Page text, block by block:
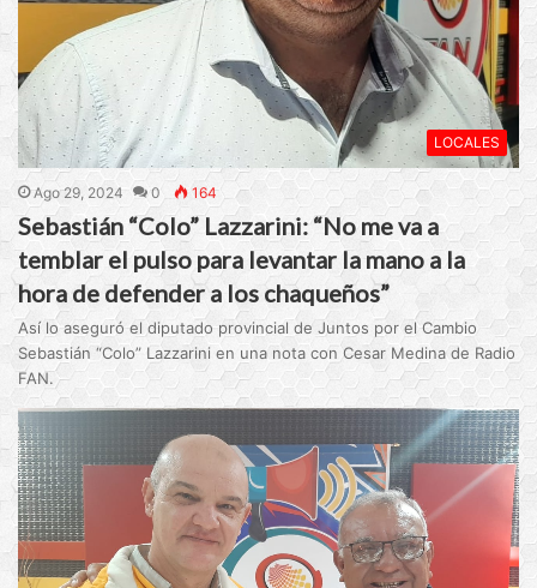
LOCALES
Ago 29, 2024 0 164
Sebastián “Colo” Lazzarini: “No me va a
temblar el pulso para levantar la mano a la
hora de defender a los chaqueños”
Así lo aseguró el diputado provincial de Juntos por el Cambio
Sebastián “Colo” Lazzarini en una nota con Cesar Medina de Radio
FAN.